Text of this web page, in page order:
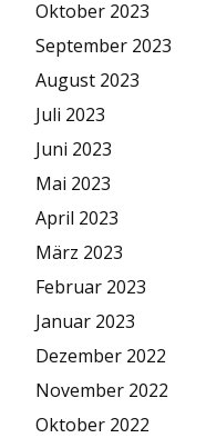
Oktober 2023
September 2023
August 2023
Juli 2023
Juni 2023
Mai 2023
April 2023
März 2023
Februar 2023
Januar 2023
Dezember 2022
November 2022
Oktober 2022